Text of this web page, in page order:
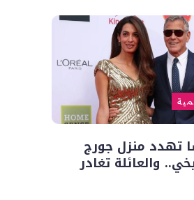
تهدد منزل جورج
والعائلة تغادر